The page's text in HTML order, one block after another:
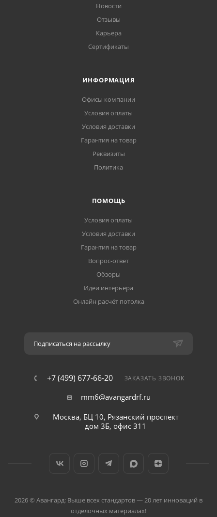
Новости
Отзывы
Карьера
Сертификаты
ИНФОРМАЦИЯ
Офисы компании
Условия оплаты
Условия доставки
Гарантия на товар
Реквизиты
Политика
ПОМОЩЬ
Условия оплаты
Условия доставки
Гарантия на товар
Вопрос-ответ
Обзоры
Идеи интерьера
Онлайн расчёт потолка
Подписаться на рассылку
+7 (499) 677-66-20 ЗАКАЗАТЬ ЗВОНОК
mm6@avangardrf.ru
Москва, БЦ 10, Рязанский проспект
дом 3Б, офис 311
2026 © Авангард: Выше всех стандартов — 20 лет инноваций в
отделочных материалах!